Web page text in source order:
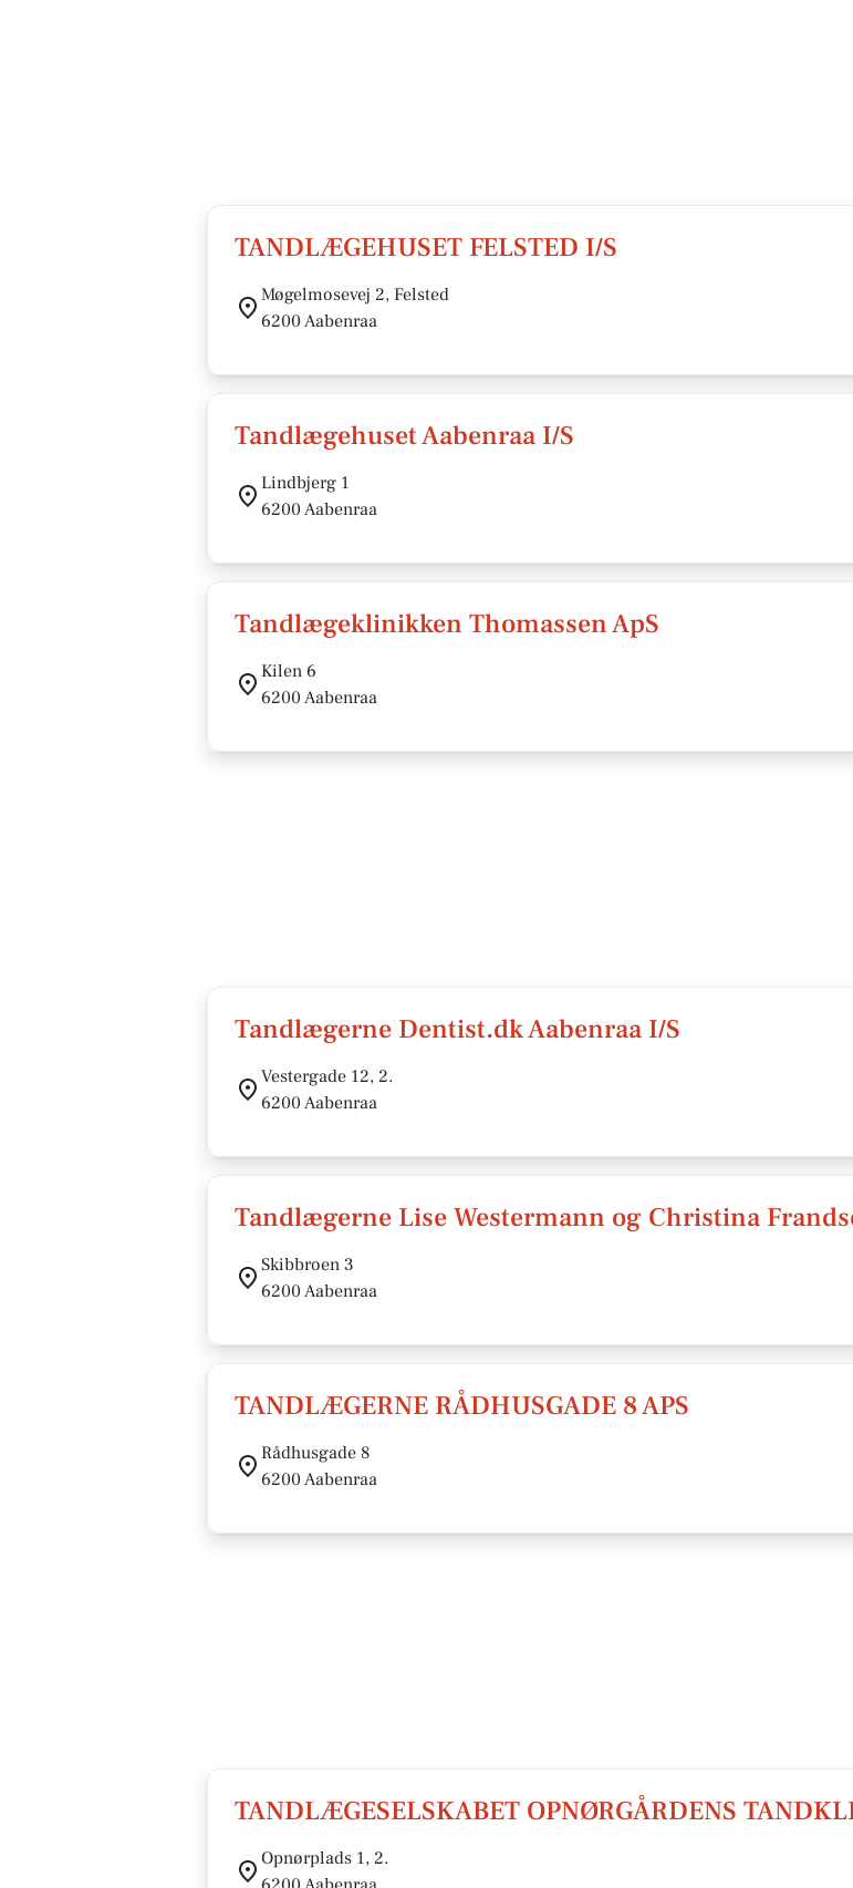
TANDLÆGEHUSET FELSTED I/S
Møgelmosevej 2, Felsted
6200 Aabenraa
Tandlægehuset Aabenraa I/S
Lindbjerg 1
6200 Aabenraa
Tandlægeklinikken Thomassen ApS
Kilen 6
6200 Aabenraa
Tandlægerne Dentist.dk Aabenraa I/S
Vestergade 12, 2.
6200 Aabenraa
Tandlægerne Lise Westermann og Christina
Skibbroen 3
6200 Aabenraa
TANDLÆGERNE RÅDHUSGADE 8 APS
Rådhusgade 8
6200 Aabenraa
TANDLÆGESELSKABET OPNØRGÅRDENS
Opnørplads 1, 2.